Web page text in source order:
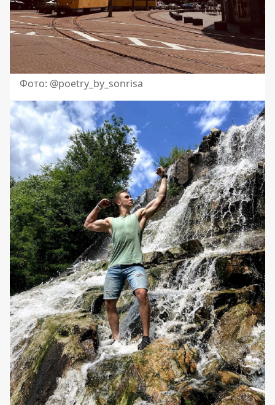
Фото: @poetry_by_sonrisa